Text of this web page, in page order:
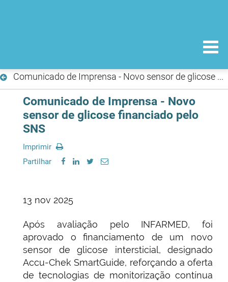
Comunicado de Imprensa - Novo sensor de glicose financiado pelo SNS
Comunicado de Imprensa - Novo
sensor de glicose financiado pelo
SNS
Imprimir
Partilhar
13 nov 2025
Após avaliação pelo INFARMED, foi
aprovado o financiamento de um novo
sensor de glicose intersticial, designado
Accu-Chek SmartGuide, reforçando a oferta
de tecnologias de monitorização contínua